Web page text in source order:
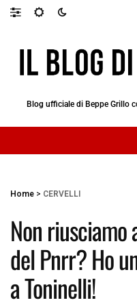
Blog ufficiale di Beppe Grillo
Home > CERVELLI
Non riusciamo
del Pnrr? Ho
a Toninelli!